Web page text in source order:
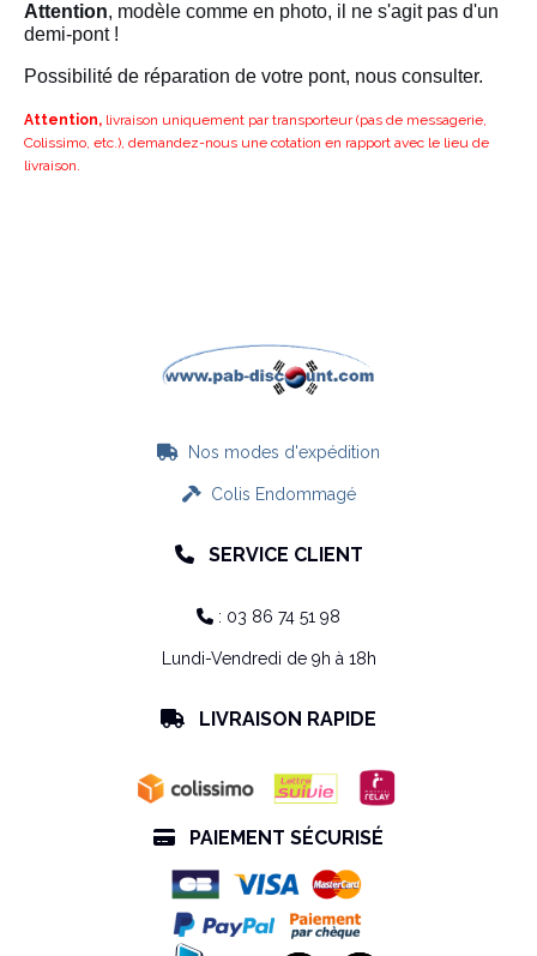
Attention, modèle comme en photo, il ne s'agit pas d'un
demi-pont !
Possibilité de réparation de votre pont, nous consulter.
Attention, livraison uniquement par transporteur (pas de messagerie,
Colissimo, etc.), demandez-nous une cotation en rapport avec le lieu de
livraison.
 Nos modes d'expédition
Colis Endommagé
 SERVICE CLIENT
 : 03 86 74 51 98
Lundi-Vendredi de 9h à 18h
 LIVRAISON RAPIDE
 PAIEMENT SÉCURISÉ